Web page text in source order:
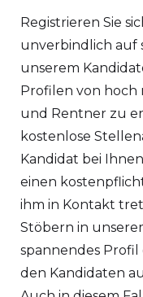
Registrieren Sie
unverbindlich auf
unserem
Profilen von
und Rentner zu
kostenlose
Kandidat bei
einen
ihm in Kontakt
Stöbern in
spannendes
den Kandidaten